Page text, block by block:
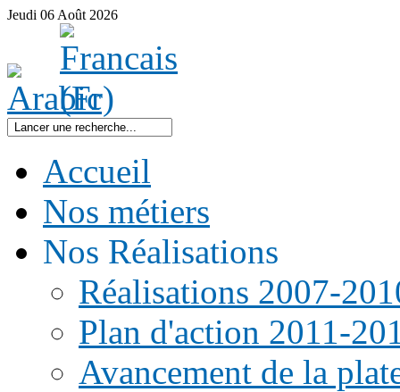
Jeudi 06 Août 2026
Accueil
Nos métiers
Nos Réalisations
Réalisations 2007-
Plan d'action 2011-
Avancement de la